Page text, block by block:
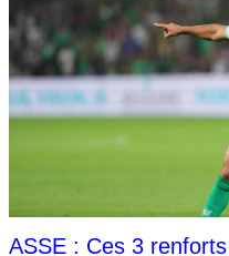
ASSE : Ces 3